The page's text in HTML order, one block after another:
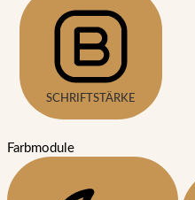
SCHRIFTSTÄRKE
Farbmodule